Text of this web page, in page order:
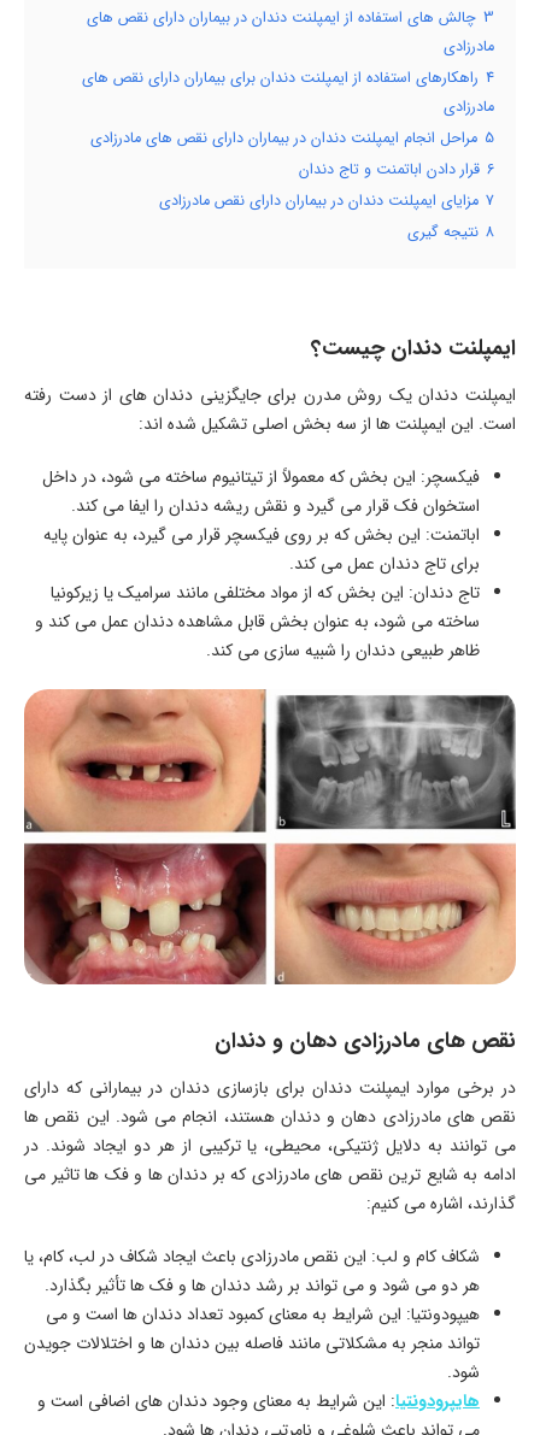
3 چالش های استفاده از ایمپلنت دندان در بیماران دارای نقص های
مادرزادی
4 راهکارهای استفاده از ایمپلنت دندان برای بیماران دارای نقص های
مادرزادی
5 مراحل انجام ایمپلنت دندان در بیماران دارای نقص های مادرزادی
6 قرار دادن اباتمنت و تاج دندان
7 مزایای ایمپلنت دندان در بیماران دارای نقص مادرزادی
8 نتیجه گیری
ایمپلنت دندان چیست؟
ایمپلنت دندان یک روش مدرن برای جایگزینی دندان های از دست رفته
است. این ایمپلنت ها از سه بخش اصلی تشکیل شده اند:
فیکسچر: این بخش که معمولاً از تیتانیوم ساخته می شود، در داخل
استخوان فک قرار می گیرد و نقش ریشه دندان را ایفا می کند.
اباتمنت: این بخش که بر روی فیکسچر قرار می گیرد، به عنوان پایه
برای تاج دندان عمل می کند.
تاج دندان: این بخش که از مواد مختلفی مانند سرامیک یا زیرکونیا
ساخته می شود، به عنوان بخش قابل مشاهده دندان عمل می کند و
ظاهر طبیعی دندان را شبیه سازی می کند.
نقص های مادرزادی دهان و دندان
در برخی موارد ایمپلنت دندان برای بازسازی دندان در بیمارانی که دارای
نقص های مادرزادی دهان و دندان هستند، انجام می شود. این نقص ها
می توانند به دلایل ژنتیکی، محیطی، یا ترکیبی از هر دو ایجاد شوند. در
ادامه به شایع ترین نقص های مادرزادی که بر دندان ها و فک ها تاثیر می
گذارند، اشاره می کنیم:
شکاف کام و لب: این نقص مادرزادی باعث ایجاد شکاف در لب، کام، یا
هر دو می شود و می تواند بر رشد دندان ها و فک ها تأثیر بگذارد.
هیپودونتیا: این شرایط به معنای کمبود تعداد دندان ها است و می
تواند منجر به مشکلاتی مانند فاصله بین دندان ها و اختلالات جویدن
شود.
هایپرودونتیا: این شرایط به معنای وجود دندان های اضافی است و